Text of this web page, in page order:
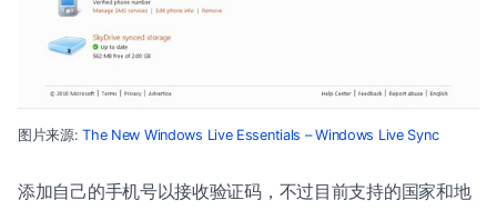
图片来源:The New Windows Live Essentials – Windows Live Sync
添加自己的手机号以接收验证码，不过目前支持的国家和地